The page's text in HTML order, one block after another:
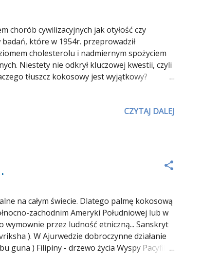
chorób cywilizacyjnych jak otyłość czy
które w 1954r. przeprowadził
cholesterolu i nadmiernym spożyciem
Niestety nie odkrył kluczowej kwestii, czyli
tłuszcz kokosowy jest wyjątkowy?
CZYTAJ DALEJ
na całym świecie. Dlatego palmę kokosową
zachodnim Ameryki Południowej lub w
wymownie przez ludność etniczną... Sanskryt
). W Ajurwedzie dobroczynne działanie
guna ) Filipiny - drzewo życia Wyspy Pacyfiku